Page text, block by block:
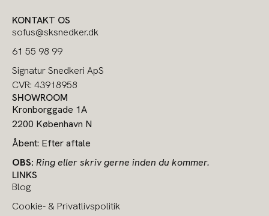
KONTAKT OS
sofus@sksnedker.dk
61 55 98 99
Signatur Snedkeri ApS
CVR: 43918958
SHOWROOM
Kronborggade 1A
2200 København N
Åbent: Efter aftale
OBS: Ring eller skriv gerne inden du kommer.
LINKS
Blog
Cookie- & Privatlivspolitik